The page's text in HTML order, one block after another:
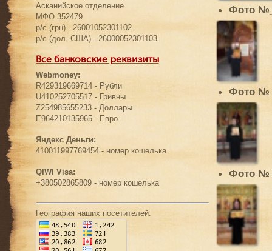
Фото
Фото
Фото
Асканийское отделение
МФО 352479
р/с (грн) - 26001052301102
р/с (дол. США) - 26000052301103
Все банковские реквизиты
Webmoney:
R429319669714 - Рубли
U410252705517 - Гривны
Z254985655233 - Доллары
E964210135965 - Евро
Яндекс Деньги:
410011997769454 - номер кошелька
QIWI Visa:
+380502865809 - номер кошелька
География наших посетителей: